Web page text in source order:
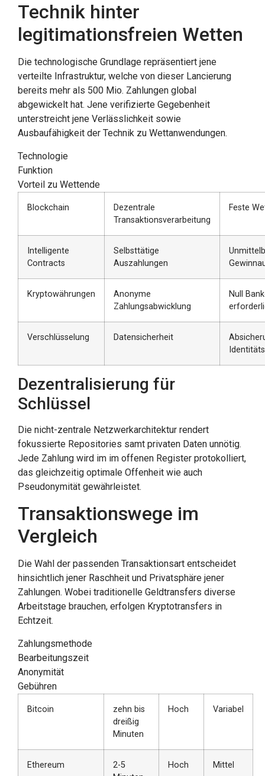
Technik hinter
legitimationsfreien Wetten
Die technologische Grundlage repräsentiert jene
verteilte Infrastruktur, welche von dieser Lancierung
bereits mehr als 500 Mio. Zahlungen global
abgewickelt hat. Jene verifizierte Gegebenheit
unterstreicht jene Verlässlichkeit sowie
Ausbaufähigkeit der Technik zu Wettanwendungen.
Technologie
Funktion
Vorteil zu Wettende
Blockchain
Dezentrale
Transaktionsverarbeitung
Feste
Intelligente
Contracts
Selbsttätige
Auszahlungen
Kryptowährungen
Anonyme
Zahlungsabwicklung
Null
Verschlüsselung Datensicherheit
Dezentralisierung für
Schlüssel
Die nicht-zentrale Netzwerkarchitektur rendert
fokussierte Repositories samt privaten Daten unnötig.
Jede Zahlung wird im im offenen Register protokolliert,
das gleichzeitig optimale Offenheit wie auch
Pseudonymität gewährleistet.
Transaktionswege im
Vergleich
Die Wahl der passenden Transaktionsart entscheidet
hinsichtlich jener Raschheit und Privatsphäre jener
Zahlungen. Wobei traditionelle Geldtransfers diverse
Arbeitstage brauchen, erfolgen Kryptotransfers in
Echtzeit.
Zahlungsmethode
Bearbeitungszeit
Anonymität
Gebühren
Bitcoin
zehn bis
dreißig
Minuten
Hoch Variabel
Ethereum
2-5
Hoch Mittel